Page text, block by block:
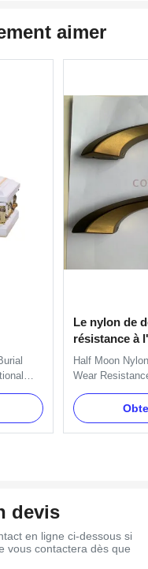
aimer
Coffin
style,
finest
with
Le nylon de
résistance à
cercueil
Half Moon
Wear
as a set, and
Name TX-
Gold, silver,
30 days after
devis
en ligne ci-dessous si
vous contactera dès que